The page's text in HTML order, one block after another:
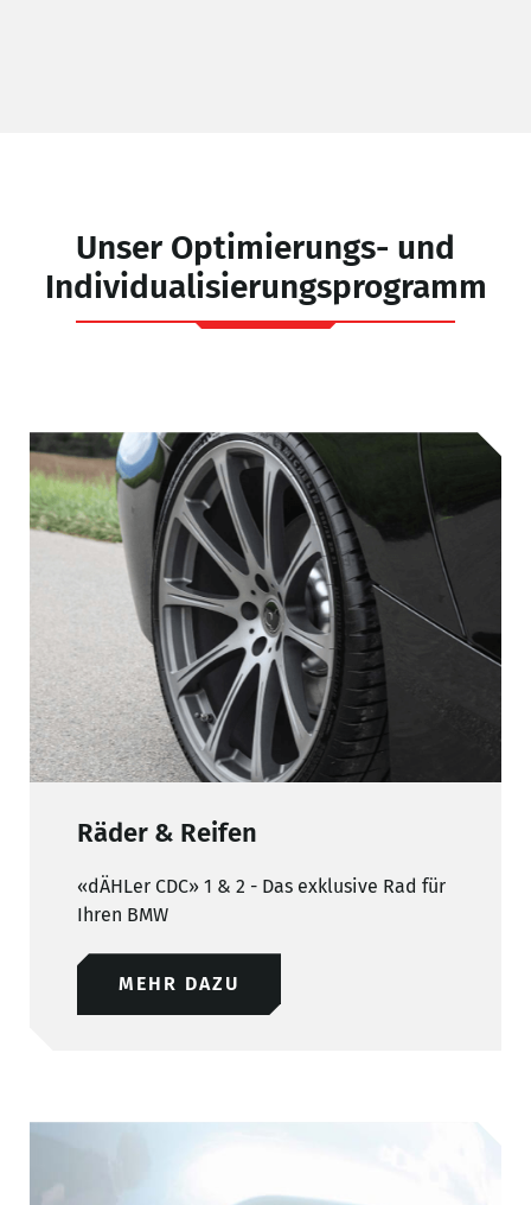
Unser Optimierungs- und
Individualisierungsprogramm
Räder & Reifen
«dÄHLer CDC» 1 & 2 - Das exklusive Rad für
Ihren BMW
MEHR DAZU